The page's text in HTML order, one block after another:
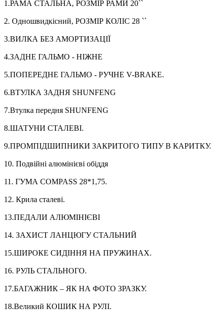
1.РАМА СТАЛЬНА, РОЗМІР РАМИ 20``
2. Одношвидкісний, РОЗМІР КОЛІС 28 ``
3.ВИЛКА БЕЗ АМОРТИЗАЦІЇ
4.ЗАДНЕ ГАЛЬМО - НІЖНЕ
5.ПОПЕРЕДНЕ ГАЛЬМО - РУЧНЕ V-BRAKE.
6.ВТУЛКА ЗАДНЯ SHUNFENG
7.Втулка передня SHUNFENG
8.ШАТУНИ СТАЛЕВІ.
9.ПРОМПІДШИПНИКИ ЗАКРИТОГО ТИПУ В КАРИТКУ.
10. Подвійні алюмінієві обіддя
11. ГУМА COMPASS 28*1,75.
12. Крила сталеві.
13.ПЕДАЛИ АЛЮМІНІЄВІ
14. ЗАХИСТ ЛАНЦЮГУ СТАЛЬНИЙ
15.ШИРОКЕ СИДІННЯ НА ПРУЖИНАХ.
16. РУЛЬ СТАЛЬНОГО.
17.БАГАЖНИК – ЯК НА ФОТО ЗРАЗКУ.
18.Великий КОШИК НА РУЛІ.